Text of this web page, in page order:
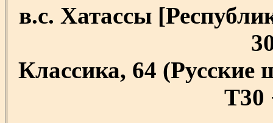
в.с. Хатассы
Классика, 64
T30